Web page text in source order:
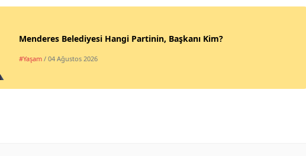
Kilis
Düzce
Menderes Belediyesi Hangi Partinin, Başkanı Kim?
#Yaşam / 04 Ağustos 2026